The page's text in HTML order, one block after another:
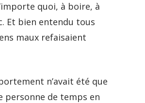
quoi, à boire, à
Et bien entendu tous
maux refaisaient
n’avait été que
personne de temps en